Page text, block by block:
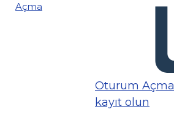
Açma
Oturum Açma
kayıt olun